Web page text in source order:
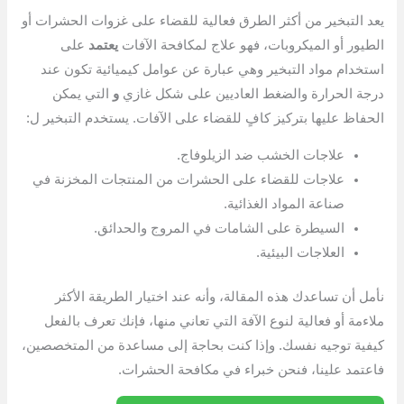
يعد التبخير من أكثر الطرق فعالية للقضاء على غزوات الحشرات أو
الطيور أو الميكروبات، فهو علاج لمكافحة الآفاتيعتمد على
استخدام مواد التبخير وهي عبارة عن عوامل كيميائية تكون عند
درجة الحرارة والضغط العاديين على شكل غازيو التي يمكن
الحفاظ عليها بتركيز كافٍ للقضاء على الآفات. يستخدم التبخير ل:
علاجات الخشب ضد الزيلوفاج.
علاجات للقضاء على الحشرات من المنتجات المخزنة في
صناعة المواد الغذائية.
السيطرة على الشامات في المروج والحدائق.
العلاجات البيئية.
نأمل أن تساعدك هذه المقالة، وأنه عند اختيار الطريقة الأكثر
ملاءمة أو فعالية لنوع الآفة التي تعاني منها، فإنك تعرف بالفعل
كيفية توجيه نفسك. وإذا كنت بحاجة إلى مساعدة من المتخصصين،
فاعتمد علينا، فنحن خبراء في مكافحة الحشرات.